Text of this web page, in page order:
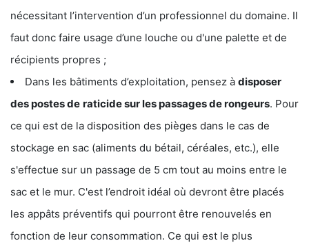
nécessitant l’intervention d’un professionnel du domaine. Il
faut donc faire usage d’une louche ou d'une palette et de
récipients propres ;
Dans les bâtiments d’exploitation, pensez à disposer
des postes de raticide sur les passages de rongeurs. Pour
ce qui est de la disposition des pièges dans le cas de
stockage en sac (aliments du bétail, céréales, etc.), elle
s'effectue sur un passage de 5 cm tout au moins entre le
sac et le mur. C'est l’endroit idéal où devront être placés
les appâts préventifs qui pourront être renouvelés en
fonction de leur consommation. Ce qui est le plus